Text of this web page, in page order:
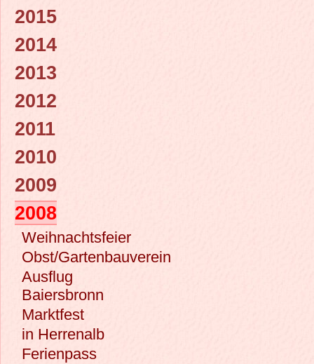
2015
2014
2013
2012
2011
2010
2009
2008
Weihnachtsfeier
Obst/Gartenbauverein
Ausflug
Baiersbronn
Marktfest
in Herrenalb
Ferienpass